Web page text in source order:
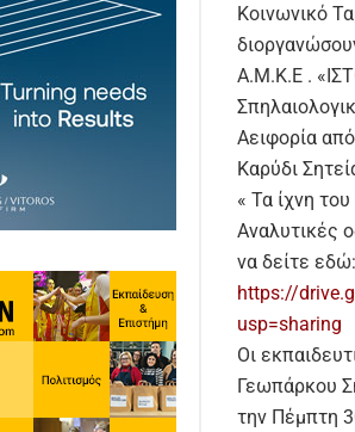
Κοινωνικό
Α.Μ.Κ.Ε .
Aειφορία
Καρύδι
« Τα ίχνη
Αναλυτικές
να δείτε εδώ:
https://
usp=sharing
Οι
Γεωπάρκου
την Πέμπτη